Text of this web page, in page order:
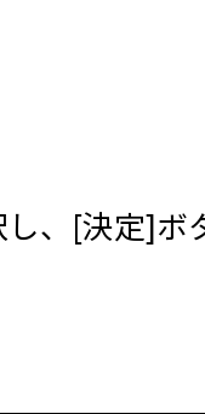
し、[決定]ボ